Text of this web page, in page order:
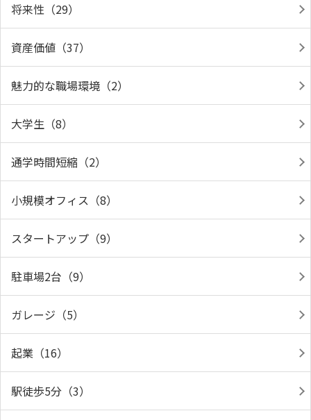
将来性（29）
資産価値（37）
魅力的な職場環境（2）
大学生（8）
通学時間短縮（2）
小規模オフィス（8）
スタートアップ（9）
駐車場2台（9）
ガレージ（5）
起業（16）
駅徒歩5分（3）